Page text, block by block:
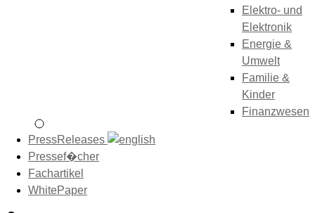
Elektro- und
Elektronik
Energie &
Umwelt
Familie &
Kinder
Finanzwesen
PressReleases
Pressef�cher
Fachartikel
WhitePaper